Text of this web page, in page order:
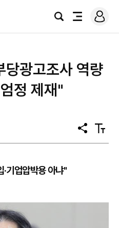
검
전
로
그
당광고조사 역량
정 제재"
공
유
텍
스
기업압박용 아냐"